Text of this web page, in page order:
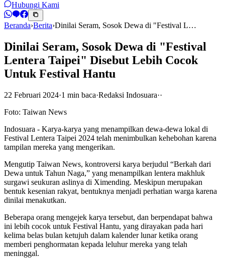
Hubungi Kami
Beranda›Berita›Dinilai Seram, Sosok Dewa di "Festival L…
Dinilai Seram, Sosok Dewa di "Festival
Lentera Taipei" Disebut Lebih Cocok
Untuk Festival Hantu
22 Februari 2024·1 min baca·Redaksi Indosuara··
Foto: Taiwan News
Indosuara - Karya-karya yang menampilkan dewa-dewa lokal di
Festival Lentera Taipei 2024 telah menimbulkan kehebohan karena
tampilan mereka yang mengerikan.
Mengutip Taiwan News, kontroversi karya berjudul “Berkah dari
Dewa untuk Tahun Naga,” yang menampilkan lentera makhluk
surgawi seukuran aslinya di Ximending. Meskipun merupakan
bentuk kesenian rakyat, bentuknya menjadi perhatian warga karena
dinilai menakutkan.
Beberapa orang mengejek karya tersebut, dan berpendapat bahwa
ini lebih cocok untuk Festival Hantu, yang dirayakan pada hari
kelima belas bulan ketujuh dalam kalender lunar ketika orang
memberi penghormatan kepada leluhur mereka yang telah
meninggal.